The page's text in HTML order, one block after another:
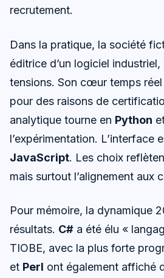
recrutement.
Dans la pratique, la société
éditrice d’un logiciel
tensions. Son cœur temps réel
pour des raisons de
analytique tourne en Python
l’expérimentation. L’interface
JavaScript. Les choix
mais surtout l’alignement aux
Pour mémoire, la dynamique
résultats. C# a été élu «
TIOBE, avec la plus forte
et Perl ont également affiché